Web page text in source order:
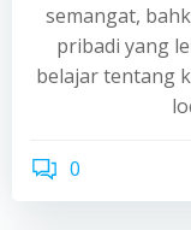
semangat,
pribadi yang
belajar tentang
0